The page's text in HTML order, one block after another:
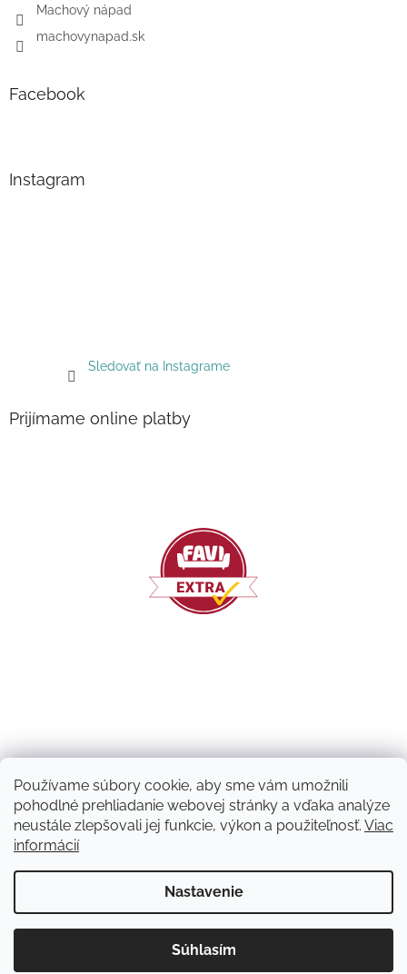
Používame súbory cookie, aby sme vám umožnili
pohodlné prehliadanie webovej stránky a vďaka analýze
neustále zlepšovali jej funkcie, výkon a použiteľnosť. Viac
informácií
Nastavenie
Súhlasím
Machový nápad
machovynapad.sk
Facebook
Instagram
Sledovať na Instagrame
Prijímame online platby
vyhradené.